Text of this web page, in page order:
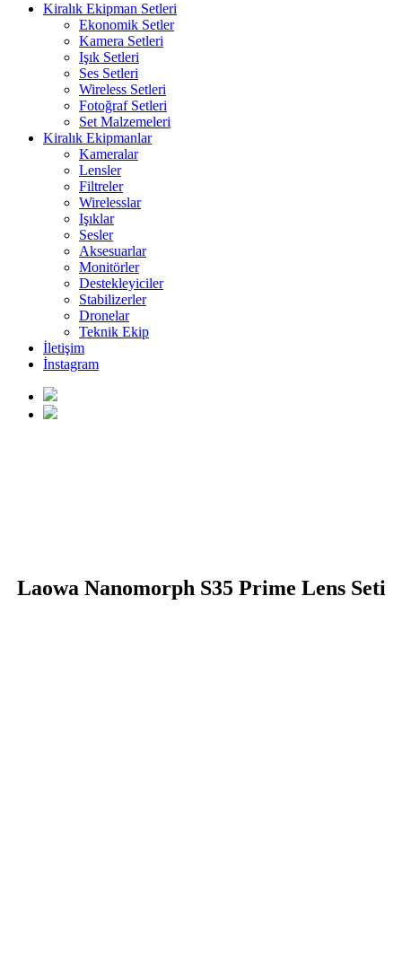
Kiralık Ekipman Setleri
Ekonomik Setler
Kamera Setleri
Işık Setleri
Ses Setleri
Wireless Setleri
Fotoğraf Setleri
Set Malzemeleri
Kiralık Ekipmanlar
Kameralar
Lensler
Filtreler
Wirelesslar
Işıklar
Sesler
Aksesuarlar
Monitörler
Destekleyiciler
Stabilizerler
Dronelar
Teknik Ekip
İletişim
İnstagram
Laowa Nanomorph S35 Prime Lens Seti